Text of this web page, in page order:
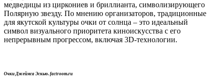
медведицы из циркониев и бриллианта, символизирующего
Полярную звезду. По мнению организаторов, традиционные
для якутской культуры очки от солнца – это идеальный
символ визуального приоритета киноискусства с его
непрерывным прогрессом, включая 3D-технологии.
Очки Джеймса Эскью. factroom.ru